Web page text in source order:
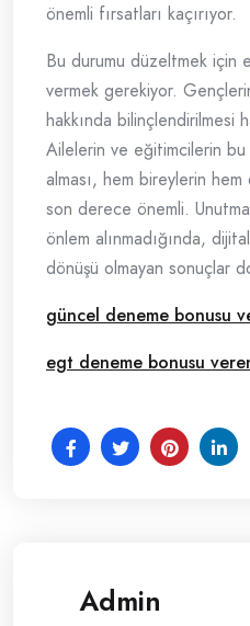
önemli fırsatları kaçırıyor.
Bu durumu düzeltmek için
vermek gerekiyor.
hakkında bilinçlendirilmesi
Ailelerin ve eğitimcilerin
alması, hem bireylerin
son derece önemli.
önlem alınmadığında,
dönüşü olmayan sonuçlar
güncel deneme bonusu
egt deneme bonusu
Admin